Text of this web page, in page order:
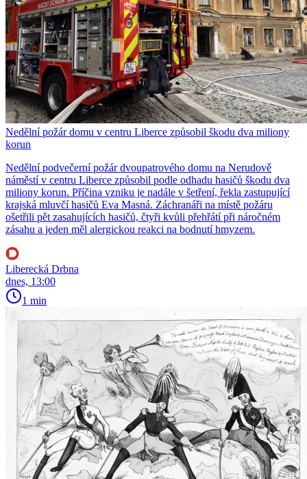
Nedělní požár domu v centru Liberce způsobil škodu dva miliony
korun
Nedělní podvečerní požár dvoupatrového domu na Nerudově
náměstí v centru Liberce způsobil podle odhadu hasičů škodu dva
miliony korun. Příčina vzniku je nadále v šetření, řekla zastupující
krajská mluvčí hasičů Eva Masná. Záchranáři na místě požáru
ošetřili pět zasahujících hasičů, čtyři kvůli přehřátí při náročném
zásahu a jeden měl alergickou reakci na bodnutí hmyzem.
Liberecká Drbna
dnes, 13:00
1 min